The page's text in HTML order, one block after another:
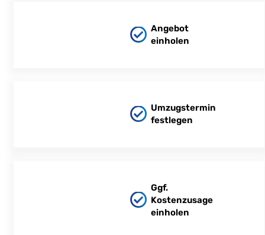
Angebot
einholen
Umzugstermin
festlegen
Ggf.
Kostenzusage
einholen